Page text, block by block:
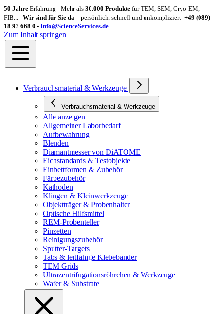
50 Jahre Erfahrung - Mehr als 30.000 Produkte für TEM, SEM, Cryo-EM,
FIB... - Wir sind für Sie da – persönlich, schnell und unkompliziert: +49 (089)
18 93 668 0 - Info@ScienceServices.de
Zum Inhalt springen
Verbrauchsmaterial & Werkzeuge
Verbrauchsmaterial & Werkzeuge
Alle anzeigen
Allgemeiner Laborbedarf
Aufbewahrung
Blenden
Diamantmesser von DiATOME
Eichstandards & Testobjekte
Einbettformen & Zubehör
Färbezubehör
Kathoden
Klingen & Kleinwerkzeuge
Objektträger & Probenhalter
Optische Hilfsmittel
REM-Probenteller
Pinzetten
Reinigungszubehör
Sputter-Targets
Tabs & leitfähige Klebebänder
TEM Grids
Ultrazentrifugationsröhrchen & Werkzeuge
Wafer & Substrate